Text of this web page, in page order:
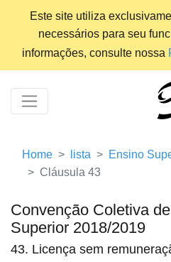
Este site utiliza
necessários para seu
informações, consulte nossa
Home lista Ensino
Cláusula 43
Convenção Coletiva
Superior 2018/2019
43. Licença sem